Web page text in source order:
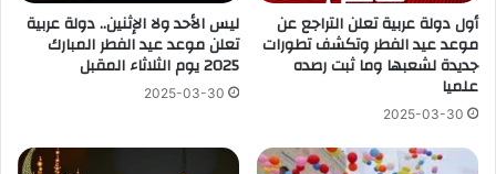
أول دولة عربية تعلن التراجع عن
موعد عيد الفطر وتكشف تطورات
جديدة لشعبها وما ثبت رصده
علميا
2025-03-30
ليس الأحد ولا الإثنين.. دولة عربية
تعلن موعد عيد الفطر المبارك
2025 يوم الثلاثاء المقبل
2025-03-30